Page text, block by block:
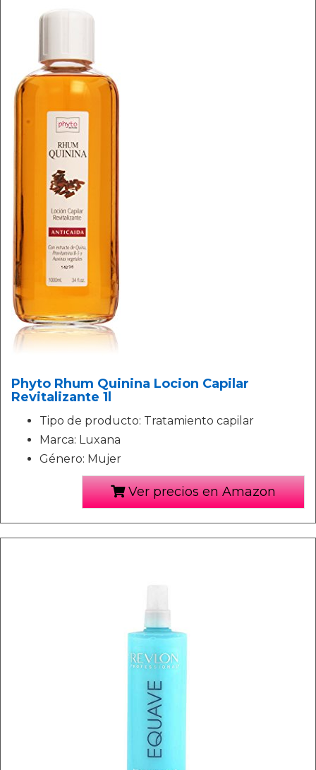
Phyto Rhum Quinina Locion Capilar
Revitalizante 1l
Tipo de producto: Tratamiento capilar
Marca: Luxana
Género: Mujer
Ver precios en Amazon